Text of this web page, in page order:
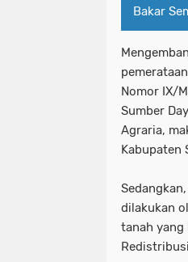
Bakar
Nomor IX/
Sumber
Agraria,
Kabupaten
dilakukan
tanah yang